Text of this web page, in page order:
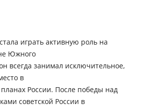
играть активную роль на
Южного
всегда занимал исключительное,
в
планах России. После победы над
советской России в